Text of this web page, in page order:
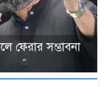
ফেরার সম্ভাবনা